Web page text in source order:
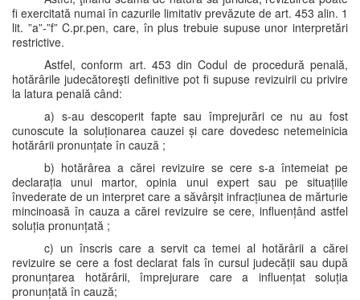
fi exercitată numai în cazurile limitativ prevăzute de art. 453 alin. 1
lit. ”a”-”f” C.pr.pen, care, în plus trebuie supuse unor interpretări
restrictive.
Astfel, conform art. 453 din Codul de procedură penală,
hotărârile judecătoreşti definitive pot fi supuse revizuirii cu privire
la latura penală când:
a) s-au descoperit fapte sau împrejurări ce nu au fost
cunoscute la soluționarea cauzei și care dovedesc netemeinicia
hotărârii pronunțate în cauză ;
b) hotărârea a cărei revizuire se cere s-a întemeiat pe
declarația unui martor, opinia unui expert sau pe situațiile
învederate de un interpret care a săvârșit infracțiunea de mărturie
mincinoasă în cauza a cărei revizuire se cere, influențând astfel
soluția pronunțată ;
c) un înscris care a servit ca temei al hotărârii a cărei
revizuire se cere a fost declarat fals în cursul judecății sau după
pronunțarea hotărârii, împrejurare care a influențat soluția
pronunțată în cauză;